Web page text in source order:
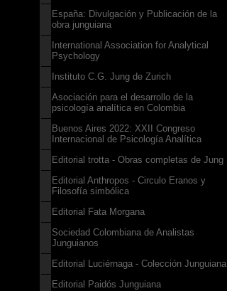
España: Divulgación y Publicación de la
obra junguiana
International Association for Analytical
Psychology
Instituto C.G. Jung de Zurich
Asociación para el desarrollo de la
psicología analítica en Colombia
Buenos Aires 2022: XXII Congreso
Internacional de Psicología Analítica
Editorial trotta - Obras completas de Jung
Editorial Anthropos - Circulo Eranos y
Filosofía simbólica
Editorial Fata Morgana
Sociedad Colombiana de Analistas
Junguianos
Editorial Luciérnaga - Colección Junguiana
Editorial Paidós Junguiana